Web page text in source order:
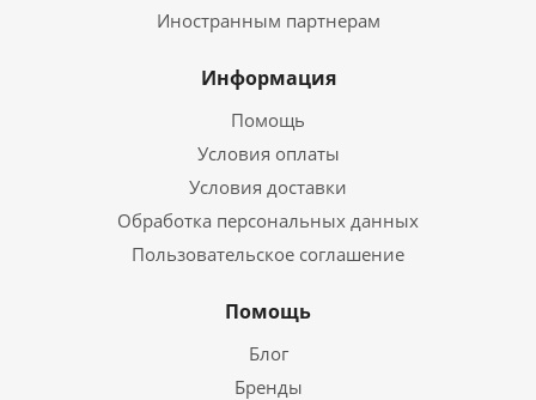
Иностранным партнерам
Информация
Помощь
Условия оплаты
Условия доставки
Обработка персональных данных
Пользовательское соглашение
Помощь
Блог
Бренды